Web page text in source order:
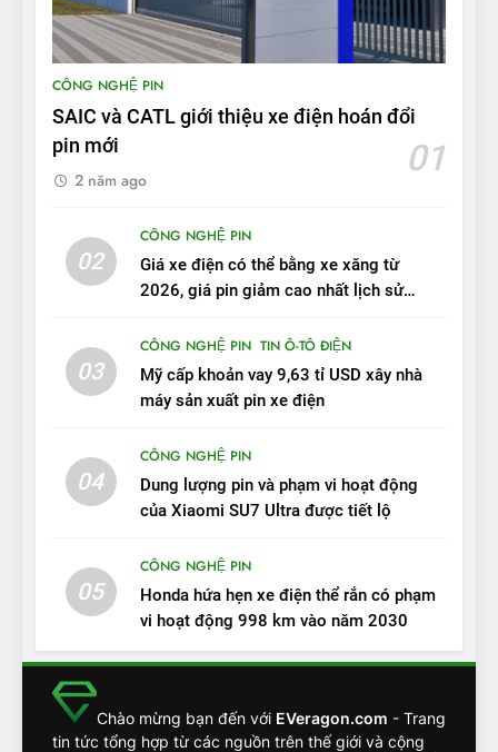
9
BYD Seal 06 DM-i PHEV có
chất lượng tương xứng
ĐÁNH GIÁ XE
10
VinFast VF 7 tấm tắc: “Hơn
hẳn xe xăng”
ĐÁNH GIÁ XE
Người dùng nhận xét về
VinFast VF7: Độ hoàn thiện
tốt, lái hay nhất tầm giá 1 tỷ
đồng
12
VinFast VF7 – Mẫu xe cá
ĐÁNH GIÁ XE
Chuyên gia tiết lộ bài test
đối về an toàn trên VinFast
VF8
ĐÁNH GIÁ XE
CÔNG NGHỆ PIN
SAIC và CATL giới thiệu xe điện hoán đổi
pin mới
01
2 năm ago
02
CÔNG NGHỆ PIN
Giá xe điện có thể bằng xe xăng từ
2026, giá pin giảm cao nhất lịch sử
03
CÔNG NGHỆ PIN TIN Ô-TÔ ĐIỆN
Mỹ cấp khoản vay 9,63 tỉ USD xây nhà
máy sản xuất pin xe điện
04
CÔNG NGHỆ PIN
Dung lượng pin và phạm vi hoạt động
của Xiaomi SU7 Ultra được tiết lộ
05
CÔNG NGHỆ PIN
Honda hứa hẹn xe điện thể rắn có phạm
vi hoạt động 998 km vào năm 2030
Chào mừng bạn đến với EVeragon.com - Trang
tin tức tổng hợp từ các nguồn trên thế giới và cộng